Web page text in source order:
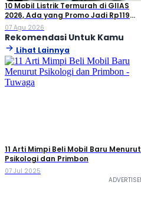
10 Mobil Listrik Termurah di GIIAS
2026, Ada yang Promo Jadi Rp119
Jutaan!
07 Agu 2026
Rekomendasi Untuk Kamu
Lihat Lainnya
11 Arti Mimpi Beli Mobil Baru Menurut
Psikologi dan Primbon
07 Jul 2025